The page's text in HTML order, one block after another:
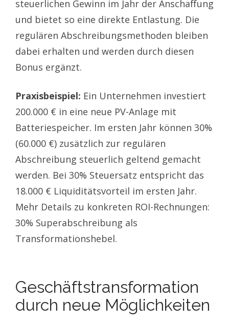
steuerlichen Gewinn im Jahr der Anschaffung
und bietet so eine direkte Entlastung. Die
regulären Abschreibungsmethoden bleiben
dabei erhalten und werden durch diesen
Bonus ergänzt.
Praxisbeispiel: Ein Unternehmen investiert
200.000 € in eine neue PV-Anlage mit
Batteriespeicher. Im ersten Jahr können 30%
(60.000 €) zusätzlich zur regulären
Abschreibung steuerlich geltend gemacht
werden. Bei 30% Steuersatz entspricht das
18.000 € Liquiditätsvorteil im ersten Jahr.
Mehr Details zu konkreten ROI-Rechnungen:
30% Superabschreibung als
Transformationshebel.
Geschäftstransformation
durch neue Möglichkeiten